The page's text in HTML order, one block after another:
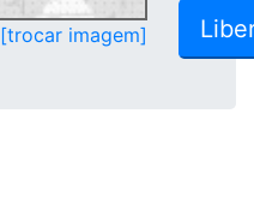
[trocar imagem]